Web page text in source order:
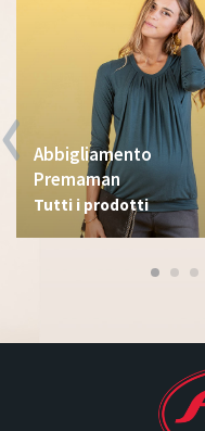
Abbigliamento
Premaman
Tutti i prodotti